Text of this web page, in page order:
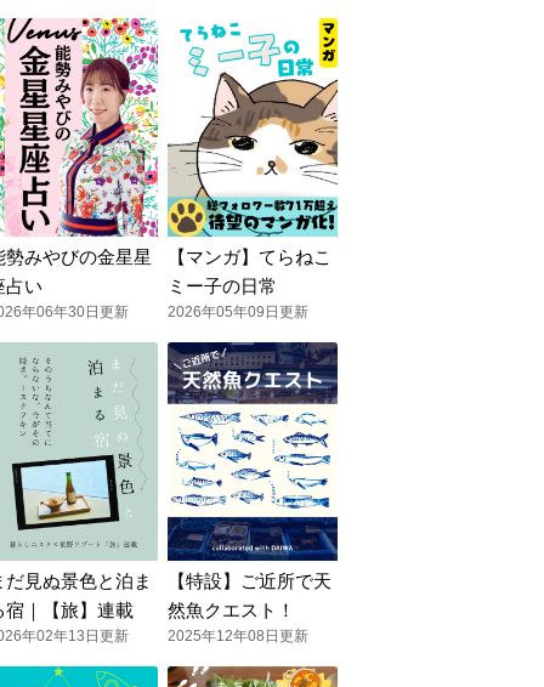
勢みやびの金星星
占い
年06年30日更新
【マンガ】てらねこ
ミー子の日常
2026年05年09日更新
だ見ぬ景色と泊ま
宿｜【旅】連載
年02年13日更新
【特設】ご近所で天
然魚クエスト！
2025年12年08日更新